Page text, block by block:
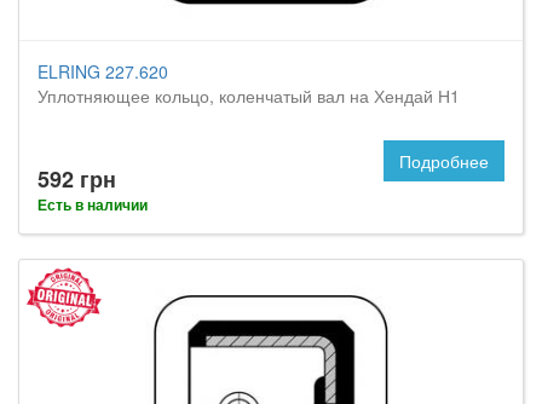
ELRING 227.620
Уплотняющее кольцо, коленчатый вал на Хендай Н1
592 грн
Есть в наличии
Подробнее